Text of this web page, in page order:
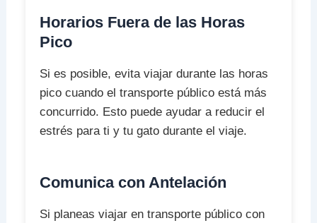
Horarios Fuera de las Horas
Pico
Si es posible, evita viajar durante las horas
pico cuando el transporte público está más
concurrido. Esto puede ayudar a reducir el
estrés para ti y tu gato durante el viaje.
Comunica con Antelación
Si planeas viajar en transporte público con